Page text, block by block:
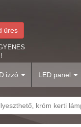
üres
izzó LED panel
króm kerti